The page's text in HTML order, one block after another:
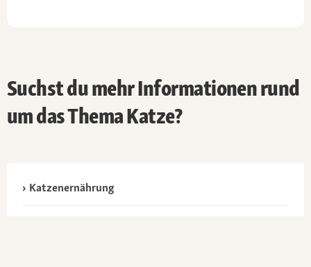
Suchst du mehr Informationen rund
um das Thema Katze?
Katzenernährung